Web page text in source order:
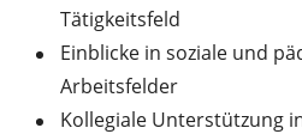
Tätigkeitsfeld
Einblicke in soziale und
Arbeitsfelder
Kollegiale Unterstützung